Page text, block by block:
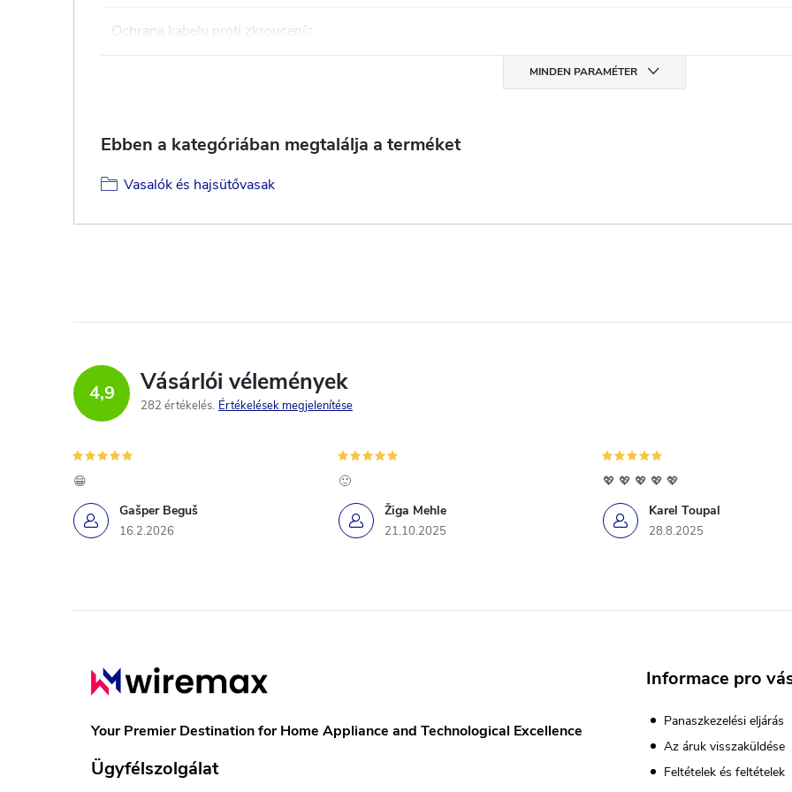
Ochrana kabelu proti zkroucení::
MINDEN PARAMÉTER
Ebben a kategóriában megtalálja a terméket
Vasalók és hajsütővasak
4,9 Vásárlói vélemények
282 értékelés Értékelések megjelenítése
Gašper Beguš
16.2.2026
😁
Žiga Mehle
21.10.2025
🙂
Karel Toupal
28.8.2025
💖 💖 💖 💖 💖
Your Premier Destination for Home Appliance and Technological Excellence
Ügyfélszolgálat
Informace pro
Panaszkezelési eljárás
Az áruk visszaküldése
Feltételek és feltételek